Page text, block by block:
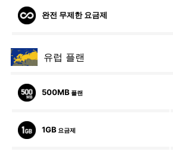
완전 무제한 요금제
유럽 플랜
500MB 플랜
1GB 요금제